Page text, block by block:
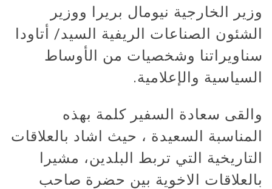
وزير الخارجية نيومال بريرا ووزير
الشئون الصناعات الريفية السيد/ أتاودا
سناويراتنا وشخصيات من الأوساط
السياسية والإعلامية.
والقى سعادة السفير كلمة بهذه
المناسبة السعيدة ، حيث اشاد بالعلاقات
التاريخية التي تربط البلدين، مشيرا
بالعلاقات الاخوية بين حضرة صاحب